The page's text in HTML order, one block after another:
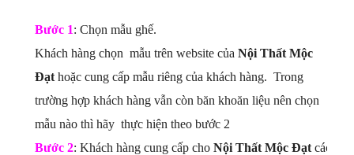
Bước 1: Chọn mẫu ghế.
Khách hàng chọn mẫu trên website của Nội Thất Mộc
Đạt hoặc cung cấp mẫu riêng của khách hàng. Trong
trường hợp khách hàng vẫn còn băn khoăn liệu nên chọn
mẫu nào thì hãy thực hiện theo bước 2
Bước 2: Khách hàng cung cấp cho Nội Thất Mộc Đạt các